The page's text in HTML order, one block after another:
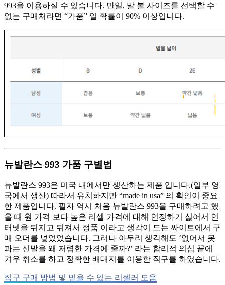
993을 이용하실 수 있습니다. 만일, 발 볼 사이즈를 선택할 수
없는 구매처라면 “가품” 일 확률이 90% 이상입니다.
뉴발란스 993 가품 구별법
뉴발란스 993은 미국 내에서만 생산하는 제품 입니다.(일부 영
국에서 생산) 따라서 유치하지만 “made in usa” 의 확인이 중요
한 제품입니다. 필자 역시 처음 뉴발란스 993을 구매하려고 했
을 때 원 가격 보다 높은 리셀 가격에 대해 인정하기 싫어서 인
터넷을 뒤지고 뒤져서 정품 이라고 생각이 드는 싸이트에서 구
매 오더를 넣었었습니다. 그러나 아무리 생각해도 ‘없어서 못
파는 신발을 왜 저렴한 가격에 줄까?’ 라는 합리적 의심 끝에
겨우 취소를 하고 정확한 배대지를 이용한 직구를 하였습니다.
직구 구매 방법 및 믿을 수 있는 리셀러 모음